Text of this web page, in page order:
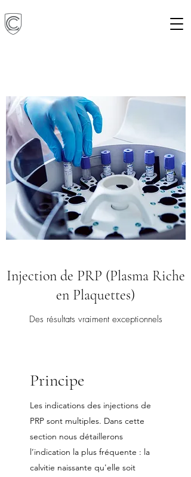
Injection de PRP (Plasma Riche
en Plaquettes)
Des résultats vraiment exceptionnels
Principe
Les indications des injections de
PRP sont multiples. Dans cette
section nous détaillerons
l’indication la plus fréquente : la
calvitie naissante qu'elle soit